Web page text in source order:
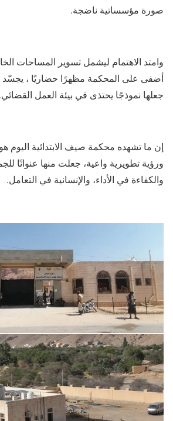
صورة مؤسساتية ناضجة.
وامتد الاهتمام ليشمل تسوير المساحات
أضفى على المحكمة مظهرًا حضاريًا ،
جعلها نموذجًا يحتذى في بيئة العمل القضائي.
إن ما تشهده محكمة صيف الابتدائية اليوم
ورؤية تطويرية واعية، جعلت منها عنوانًا
والكفاءة في الأداء، والإنسانية في التعامل.